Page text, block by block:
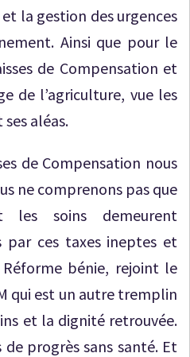
la gestion des urgences
Ainsi que pour le
de Compensation et
de l’agriculture, vue les
aléas.
de Compensation nous
ne comprenons pas que
les soins demeurent
par ces taxes ineptes et
bénie, rejoint le
qui est un autre tremplin
et la dignité retrouvée.
de progrès sans santé. Et